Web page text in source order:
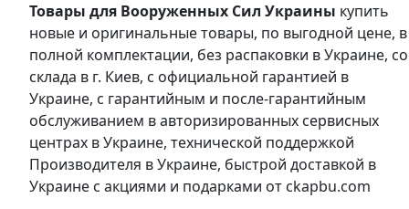
Товары для Вооруженных Сил Украины купить
новые и оригинальные товары, по выгодной цене, в
полной комплектации, без распаковки в Украине, со
склада в г. Киев, с официальной гарантией в
Украине, с гарантийным и после-гарантийным
обслуживанием в авторизированных сервисных
центрах в Украине, технической поддержкой
Производителя в Украине, быстрой доставкой в
Украине с акциями и подарками от ckapbu.com